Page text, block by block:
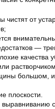
чистят от
—
качества
большом,
плоскости.
выравниванию